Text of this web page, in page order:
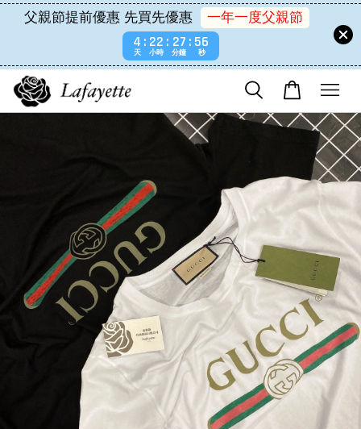
父親節提前優惠 先買先優惠
一年一度父親節
4
天
22
小時
27
分鐘
55
秒